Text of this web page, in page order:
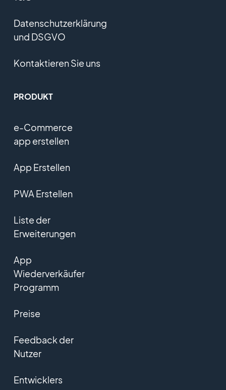
Datenschutzerklärung
und DSGVO
Kontaktieren Sie uns
PRODUKT
e-Commerce
app erstellen
App Erstellen
PWA Erstellen
Liste der
Erweiterungen
App
Wiederverkäufer
Programm
Preise
Feedback der
Nutzer
Entwicklers